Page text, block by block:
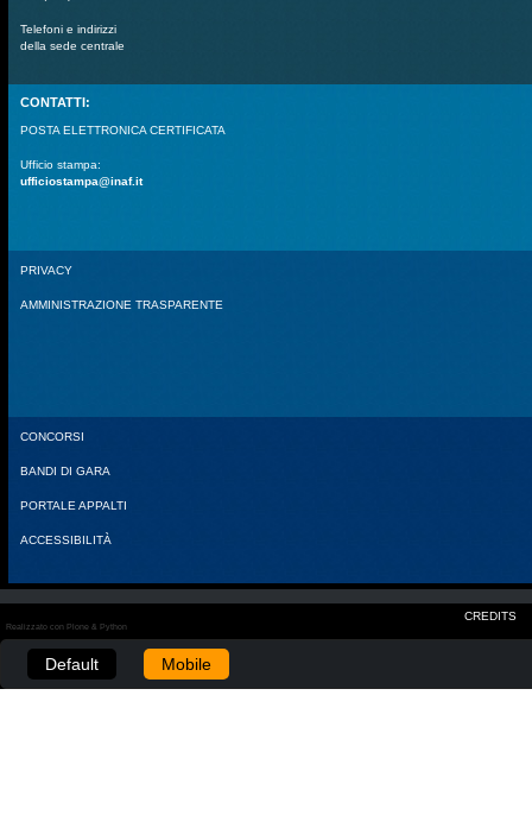
Telefoni e indirizzi
della sede centrale
CONTATTI:
POSTA ELETTRONICA CERTIFICATA
Ufficio stampa:
ufficiostampa@inaf.it
PRIVACY
AMMINISTRAZIONE TRASPARENTE
CONCORSI
BANDI DI GARA
PORTALE APPALTI
ACCESSIBILITÀ
CREDITS
Realizzato con Plone & Python
Default Mobile